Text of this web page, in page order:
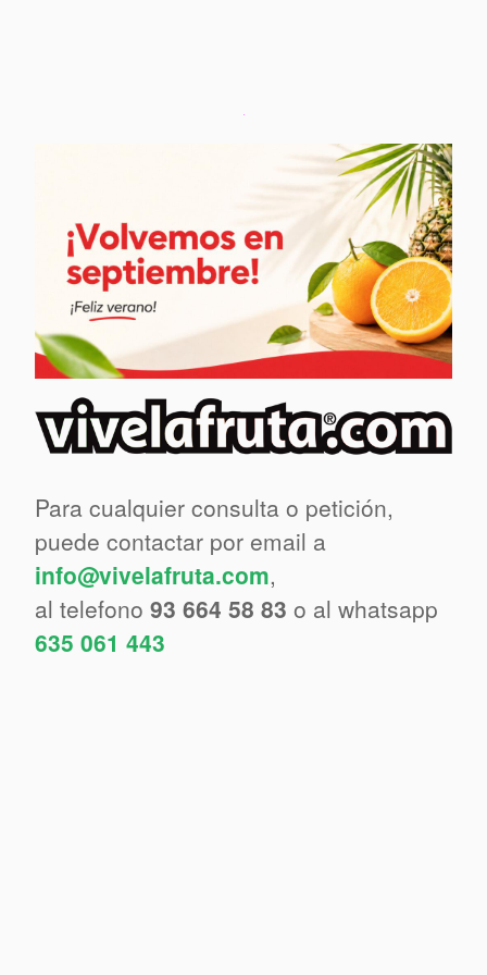
Para cualquier consulta o petición,
puede contactar por email a
info@vivelafruta.com,
al telefono 93 664 58 83 o al whatsapp
635 061 443